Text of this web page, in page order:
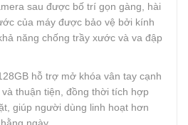
sau được bố trí gọn gàng, hài
của máy được bảo vệ bởi kính
năng chống trầy xước và va đập
hỗ trợ mở khóa vân tay cạnh
thuận tiện, đồng thời tích hợp
giúp người dùng linh hoạt hơn